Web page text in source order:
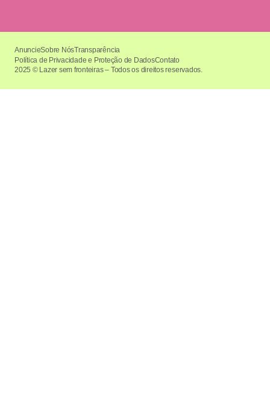
2025 © Lazer sem fronteiras – Todos os direitos reservados.
AnuncieSobre NósTransparência
Política de Privacidade e Proteção de DadosContato